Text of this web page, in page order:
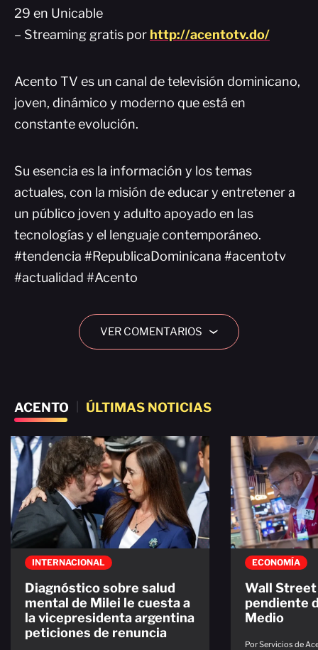
29 en Unicable
– Streaming gratis por http://acentotv.do/
Acento TV es un canal de televisión dominicano,
joven, dinámico y moderno que está en
constante evolución.
Su esencia es la información y los temas
actuales, con la misión de educar y entretener a
un público joven y adulto apoyado en las
tecnologías y el lenguaje contemporáneo.
#tendencia #RepublicaDominicana #acentotv
#actualidad #Acento
VER COMENTARIOS ›
ACENTO ÚLTIMAS NOTICIAS
INTERNACIONAL
Diagnóstico sobre salud
mental de Milei le cuesta a
la vicepresidenta argentina
peticiones de renuncia
ECONOMÍA
Wall
pendiente
Medio
Por Servicios de